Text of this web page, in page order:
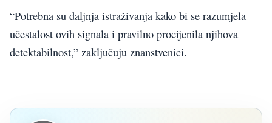
“Potrebna su daljnja istraživanja kako bi se razumjela
učestalost ovih signala i pravilno procijenila njihova
detektabilnost,” zaključuju znanstvenici.